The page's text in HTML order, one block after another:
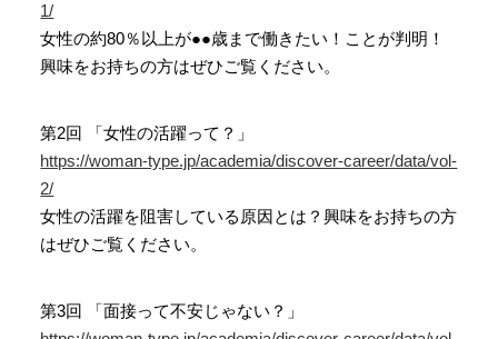
1/
女性の約80％以上が●●歳まで働きたい！ことが判明！
興味をお持ちの方はぜひご覧ください。
第2回 「女性の活躍って？」
https://woman-type.jp/academia/discover-career/data/vol-
2/
女性の活躍を阻害している原因とは？興味をお持ちの方
はぜひご覧ください。
第3回 「面接って不安じゃない？」